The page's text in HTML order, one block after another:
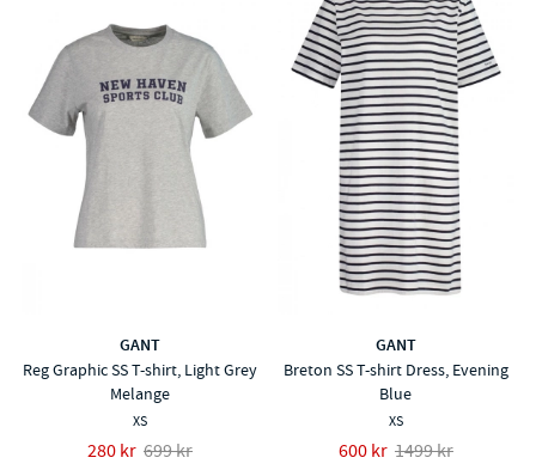
GANT
Reg Graphic SS T-shirt, Light Grey
Melange
XS
280 kr 699 kr
GANT
Breton SS T-shirt Dress, Evening
Blue
XS
600 kr 1499 kr